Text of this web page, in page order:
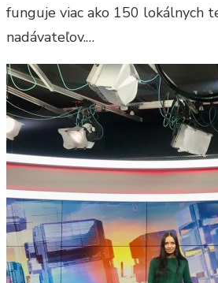
funguje viac ako 150 lokálnych
nadávateľov.…